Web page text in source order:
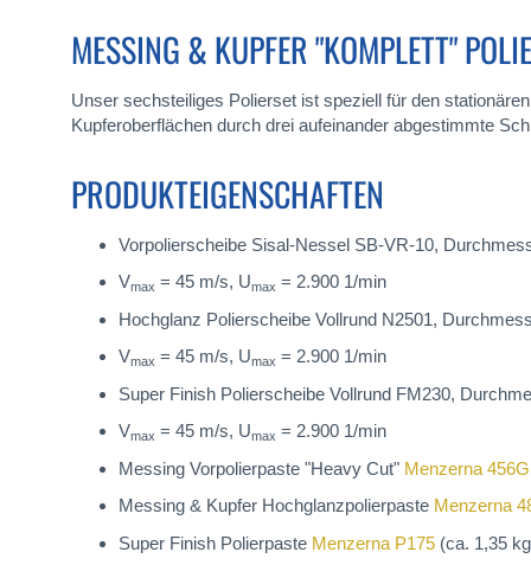
MESSING & KUPFER "KOMPLETT"
Unser sechsteiliges Polierset ist speziell für den
Kupferoberflächen durch drei aufeinander abgestimmte
PRODUKTEIGENSCHAFTEN
Vorpolierscheibe Sisal-Nessel SB-VR-10,
Vmax = 45 m/s, Umax = 2.900 1/min
Hochglanz Polierscheibe Vollrund N2501,
Vmax = 45 m/s, Umax = 2.900 1/min
Super Finish Polierscheibe Vollrund FM230,
Vmax = 45 m/s, Umax = 2.900 1/min
Messing Vorpolierpaste "Heavy Cut" Menzerna 456G
Messing & Kupfer Hochglanzpolierpaste Menzerna
Super Finish Polierpaste Menzerna P175 (ca. 1,35